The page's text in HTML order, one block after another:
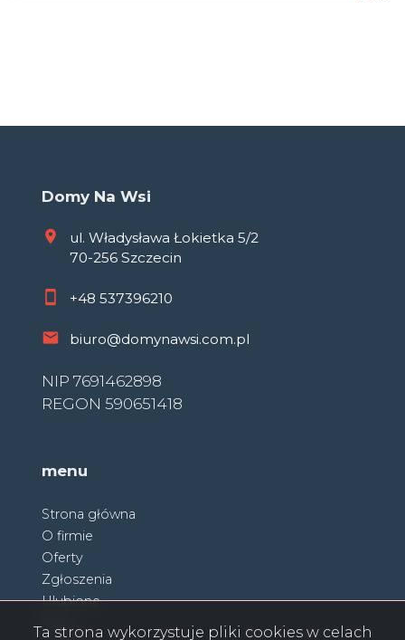
Domy Na Wsi
ul. Władysława Łokietka 5/2
70-256 Szczecin
+48 537396210
biuro@domynawsi.com.pl
NIP 7691462898
REGON 590651418
menu
Strona główna
O firmie
Oferty
Zgłoszenia
Ulubione
Ta strona wykorzystuje pliki cookies w celach